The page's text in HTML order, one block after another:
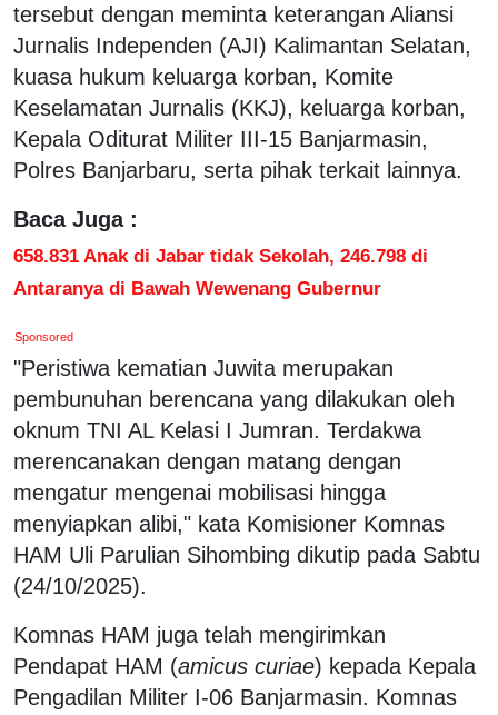
tersebut dengan meminta keterangan Aliansi
Jurnalis Independen (AJI) Kalimantan Selatan,
kuasa hukum keluarga korban, Komite
Keselamatan Jurnalis (KKJ), keluarga korban,
Kepala Oditurat Militer III-15 Banjarmasin,
Polres Banjarbaru, serta pihak terkait lainnya.
Baca Juga :
658.831 Anak di Jabar tidak Sekolah, 246.798 di
Antaranya di Bawah Wewenang Gubernur
Sponsored
"Peristiwa kematian Juwita merupakan
pembunuhan berencana yang dilakukan oleh
oknum TNI AL Kelasi I Jumran. Terdakwa
merencanakan dengan matang dengan
mengatur mengenai mobilisasi hingga
menyiapkan alibi," kata Komisioner Komnas
HAM Uli Parulian Sihombing dikutip pada Sabtu
(24/10/2025).
Komnas HAM juga telah mengirimkan
Pendapat HAM (amicus curiae) kepada Kepala
Pengadilan Militer I-06 Banjarmasin. Komnas